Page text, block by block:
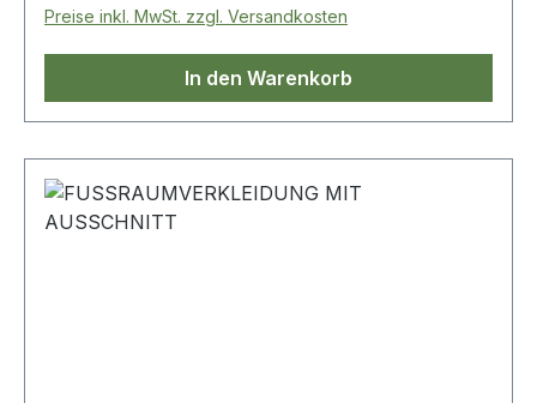
Preise inkl. MwSt. zzgl. Versandkosten
In den Warenkorb